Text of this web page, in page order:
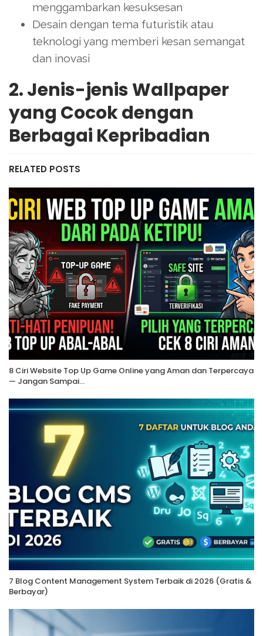
menggambarkan kesuksesan
Desain dengan tema futuristik atau
teknologi yang memberi kesan semangat
dan inovasi
2. Jenis-jenis Wallpaper
yang Cocok dengan
Berbagai Kepribadian
RELATED POSTS
8 Ciri Website Top Up Game Online yang Aman dan Terpercaya
— Jangan Sampai…
7 Blog Content Management System Terbaik di 2026 (Gratis &
Berbayar)